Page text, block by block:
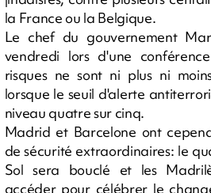
la France ou la Belgique.
Le chef du gouvernement
vendredi lors d'une
risques ne sont ni plus ni
lorsque le seuil d'alerte
niveau quatre sur cinq.
Madrid et Barcelone ont
de sécurité extraordinaires: le
Sol sera bouclé et les
accéder pour célébrer le